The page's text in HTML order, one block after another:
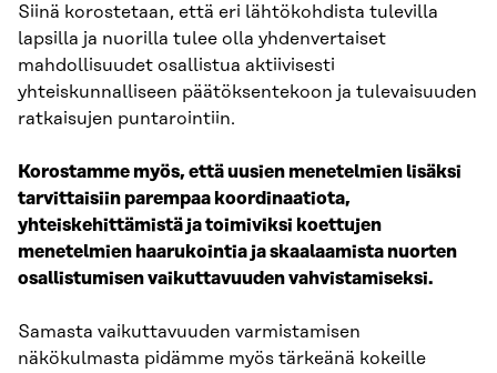
Siinä korostetaan, että eri lähtökohdista tulevilla
lapsilla ja nuorilla tulee olla yhdenvertaiset
mahdollisuudet osallistua aktiivisesti
yhteiskunnalliseen päätöksentekoon ja tulevaisuuden
ratkaisujen puntarointiin.
Korostamme myös, että uusien menetelmien lisäksi
tarvittaisiin parempaa koordinaatiota,
yhteiskehittämistä ja toimiviksi koettujen
menetelmien haarukointia ja skaalaamista nuorten
osallistumisen vaikuttavuuden vahvistamiseksi.
Samasta vaikuttavuuden varmistamisen
näkökulmasta pidämme myös tärkeänä kokeille